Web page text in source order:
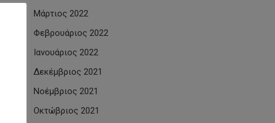
Μάρτιος 2022
Φεβρουάριος 2022
Ιανουάριος 2022
Δεκέμβριος 2021
Νοέμβριος 2021
Οκτώβριος 2021